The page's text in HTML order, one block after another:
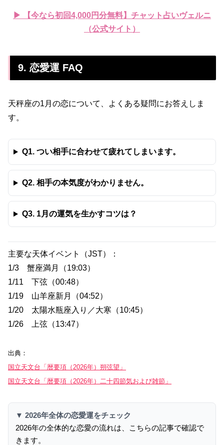
▶ 【今なら初回4,000円分無料】チャット占いヴェルニ
（公式サイト）
9. 恋愛運 FAQ
天秤座の1月の恋について、よくある疑問にお答えしま
す。
Q1. つい相手に合わせて疲れてしまいます。
Q2. 相手の本気度がわかりません。
Q3. 1月の運気を生かすコツは？
主要な天体イベント（JST）：
1/3 蟹座満月（19:03）
1/11 下弦（00:48）
1/19 山羊座新月（04:52）
1/20 太陽水瓶座入り／大寒（10:45）
1/26 上弦（13:47）
出典：
国立天文台「暦要項（2026年）朔弦望」
国立天文台「暦要項（2026年）二十四節気および雑節」
▼ 2026年全体の恋愛運をチェック
2026年の全体的な恋愛の流れは、こちらの記事で確認で
きます。